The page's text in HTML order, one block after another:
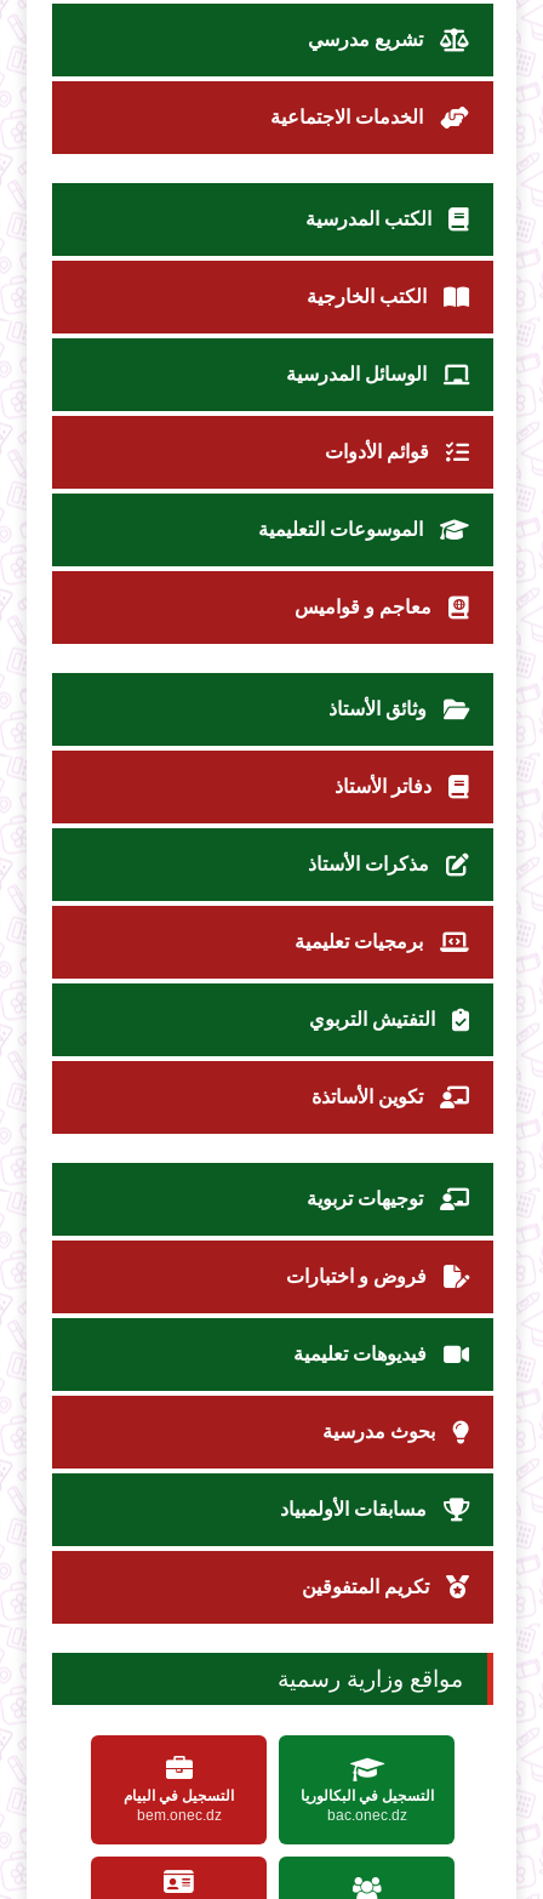
تشريع مدرسي
الخدمات الاجتماعية
الكتب المدرسية
الكتب الخارجية
الوسائل المدرسية
قوائم الأدوات
الموسوعات التعليمية
معاجم و قواميس
وثائق الأستاذ
دفاتر الأستاذ
مذكرات الأستاذ
برمجيات تعليمية
التفتيش التربوي
تكوين الأساتذة
توجيهات تربوية
فروض و اختبارات
فيديوهات تعليمية
بحوث مدرسية
مسابقات الأولمبياد
تكريم المتفوقين
مواقع وزارية رسمية
التسجيل في البكالوريا
bac.onec.dz
التسجيل في البيام
bem.onec.dz